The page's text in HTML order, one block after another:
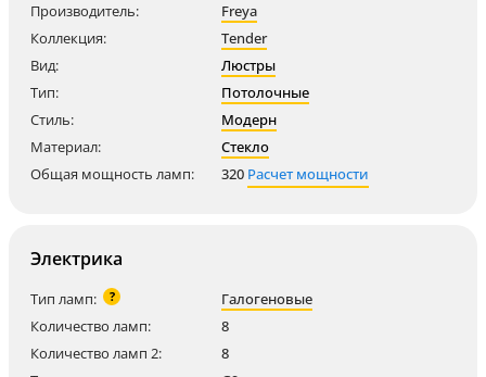
Производитель:
Freya
Коллекция:
Tender
Вид:
Люстры
Тип:
Потолочные
Стиль:
Модерн
Материал:
Стекло
Общая мощность ламп:
320 Расчет мощности
Электрика
Тип ламп: ?
Галогеновые
Количество ламп:
8
Количество ламп 2:
8